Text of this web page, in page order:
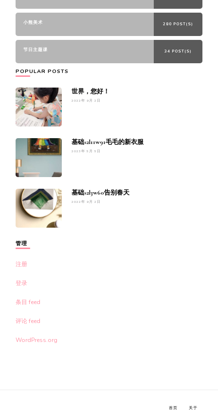
小熊美术 280 POST(S)
节日主题课 34 POST(S)
POPULAR POSTS
世界，您好！
2022年 9月 2日
基础s2l11w91毛毛的新衣服
2023年 5月 5日
基础s2l3w60告别春天
2022年 9月 2日
管理
注册
登录
条目 feed
评论 feed
WordPress.org
首页 关于